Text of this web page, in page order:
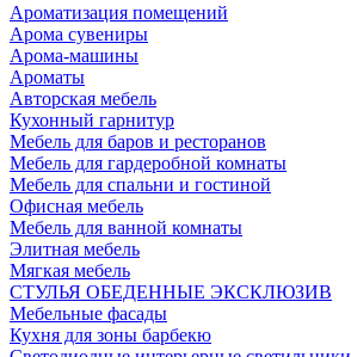
Ароматизация помещений
Арома сувениры
Арома-машины
Ароматы
Авторская мебель
Кухонный гарнитур
Мебель для баров и ресторанов
Мебель для гардеробной комнаты
Мебель для спальни и гостиной
Офисная мебель
Мебель для ванной комнаты
Элитная мебель
Мягкая мебель
СТУЛЬЯ ОБЕДЕННЫЕ ЭКСКЛЮЗИВ
Мебельные фасады
Кухня для зоны барбекю